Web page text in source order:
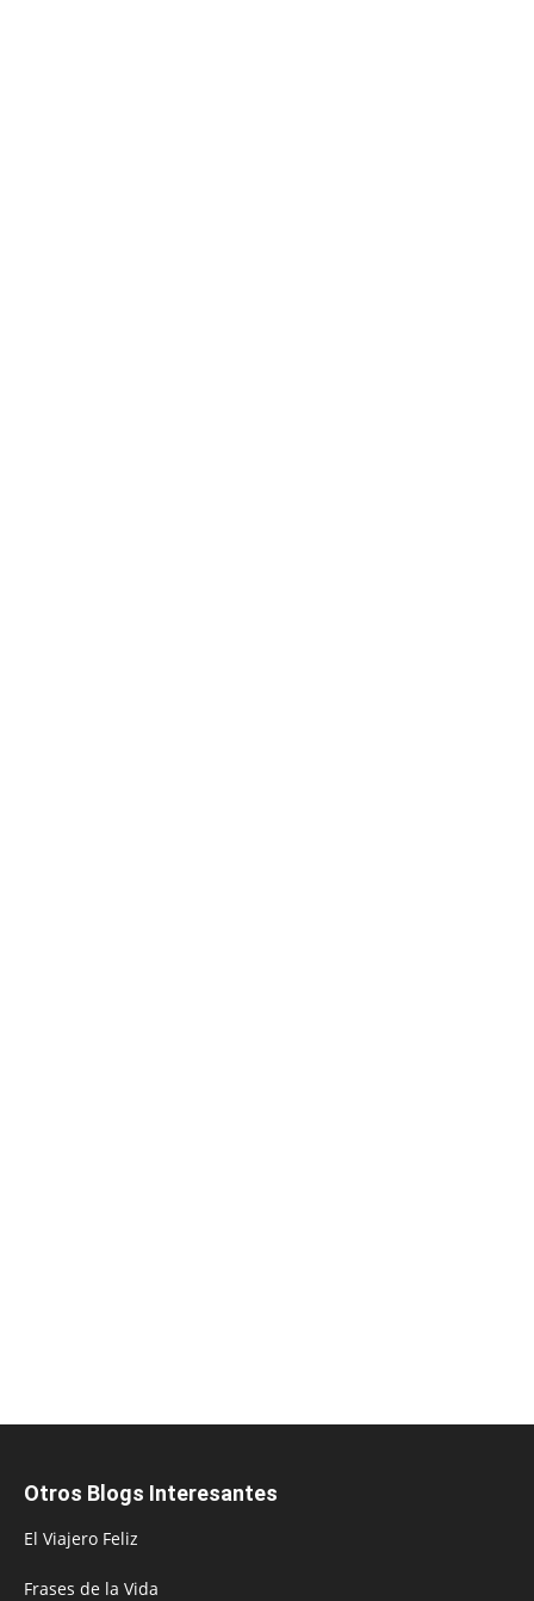
Otros Blogs Interesantes
El Viajero Feliz
Frases de la Vida